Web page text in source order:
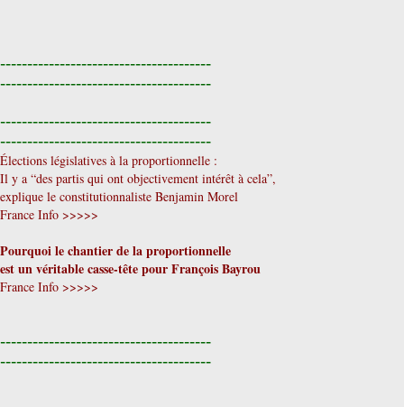
---------------------------------------
---------------------------------------
---------------------------------------
---------------------------------------
Élections législatives à la proportionnelle :
Il y a “des partis qui ont objectivement intérêt à cela”,
explique le constitutionnaliste Benjamin Morel
France Info >>>>>
Pourquoi le chantier de la proportionnelle
est un véritable casse-tête pour François Bayrou
France Info >>>>>
---------------------------------------
---------------------------------------